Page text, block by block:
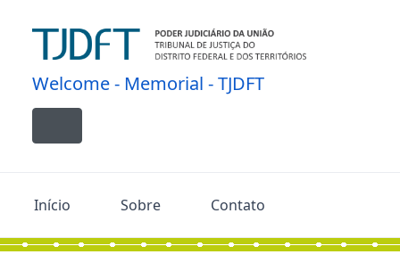
Welcome - Memorial - TJDFT
Toggle navigation
Início Sobre Contato